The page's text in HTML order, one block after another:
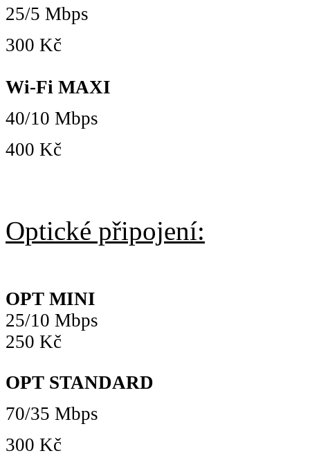
25/5 Mbps
300 Kč
Wi-Fi MAXI
40/10 Mbps
400 Kč
Optické připojení:
OPT MINI
25/10 Mbps
250 Kč
OPT STANDARD
70/35 Mbps
300 Kč